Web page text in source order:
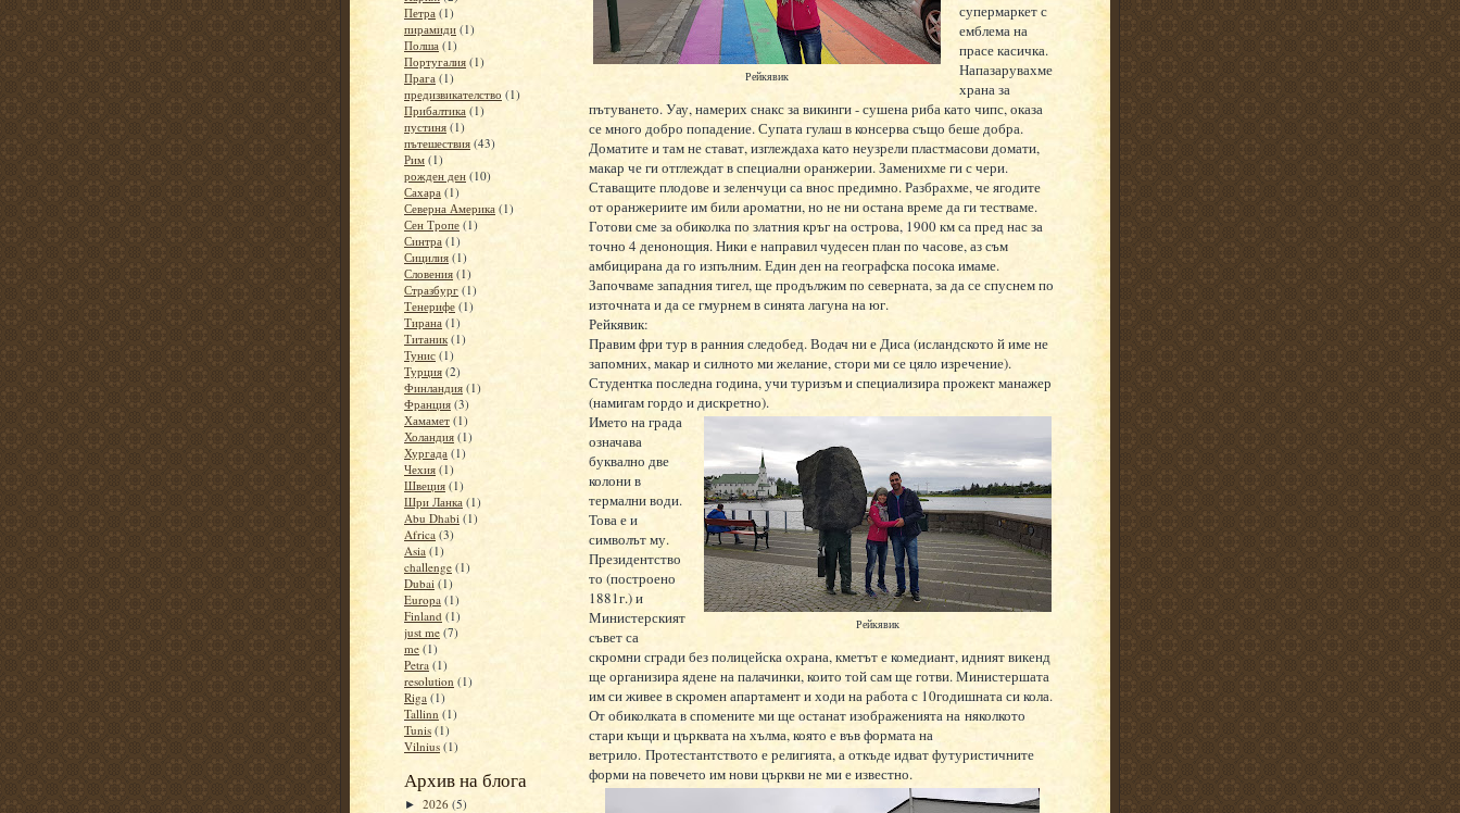
Петра (1)
пирамиди (1)
Полша (1)
Португалия (1)
Прага (1)
предизвикателство (1)
Прибалтика (1)
пустиня (1)
пътешествия (43)
Рим (1)
рожден ден (10)
Сахара (1)
Северна Америка (1)
Сен Тропе (1)
Синтра (1)
Сицилия (1)
Словения (1)
Стразбург (1)
Тенерифе (1)
Тирана (1)
Титаник (1)
Тунис (1)
Турция (2)
Финландия (1)
Франция (3)
Хамамет (1)
Холандия (1)
Хургада (1)
Чехия (1)
Швеция (1)
Шри Ланка (1)
Abu Dhabi (1)
Africa (3)
Asia (1)
challenge (1)
Dubai (1)
Europa (1)
Finland (1)
just me (7)
me (1)
Petra (1)
resolution (1)
Riga (1)
Tallinn (1)
Tunis (1)
Vilnius (1)
Архив на блога
► 2026 (5)
Рейкявик
супермаркет с
емблема на
прасе касичка.
Напазарувахме
храна за
пътуването. Уау, намерих снакс за викинги - сушена риба като чипс, оказа
се много добро попадение. Супата гулаш в консерва също беше добра.
Доматите и там не стават, изглеждаха като неузрели пластмасови домати,
макар че ги отглеждат в специални оранжерии. Заменихме ги с чери.
Ставащите плодове и зеленчуци са внос предимно. Разбрахме, че ягодите
от оранжериите им били ароматни, но не ни остана време да ги тестваме.
Готови сме за обиколка по златния кръг на острова, 1900 км са пред нас за
точно 4 денонощия. Ники е направил чудесен план по часове, аз съм
амбицирана да го изпълним. Един ден на географска посока имаме.
Започваме западния тигел, ще продължим по северната, за да се спуснем по
източната и да се гмурнем в синята лагуна на юг.
Рейкявик:
Правим фри тур в ранния следобед. Водач ни е Диса (исландското й име не
запомних, макар и силното ми желание, стори ми се цяло изречение).
Студентка последна година, учи туризъм и специализира прожект манажер
(намигам гордо и дискретно).
Рейкявик
Името на града
означава
буквално две
колони в
термални води.
Това е и
символът му.
Президентство
то (построено
1881г.) и
Министерският
съвет са
скромни сгради без полицейска охрана, кметът е комедиант, идният викенд
ще организира ядене на палачинки, които той сам ще готви. Министершата
им си живее в скромен апартамент и ходи на работа с 10годишната си кола.
От обиколката в спомените ми ще останат изображенията на няколкото
стари къщи и църквата на хълма, която е във формата на
ветрило. Протестантството е религията, а откъде идват футуристичните
форми на повечето им нови църкви не ми е известно.